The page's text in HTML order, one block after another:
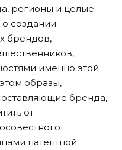
регионы и целые
о создании
брендов,
именно этой
образы,
бренда,
от
патентной